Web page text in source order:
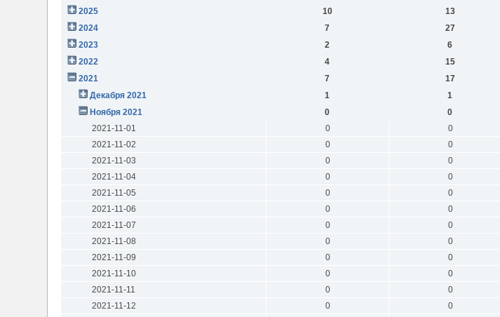
2025
10 13
2024
7 27
2023
2 6
2022
4 15
2021
7 17
Декабря 2021
1 1
Ноября 2021
0 0
2021-11-01
0 0
2021-11-02
0 0
2021-11-03
0 0
2021-11-04
0 0
2021-11-05
0 0
2021-11-06
0 0
2021-11-07
0 0
2021-11-08
0 0
2021-11-09
0 0
2021-11-10
0 0
2021-11-11
0 0
2021-11-12
0 0